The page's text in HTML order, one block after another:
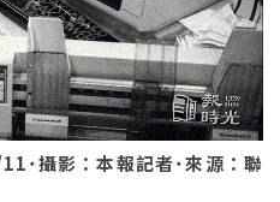
攝影：本報記者˙來源：聯